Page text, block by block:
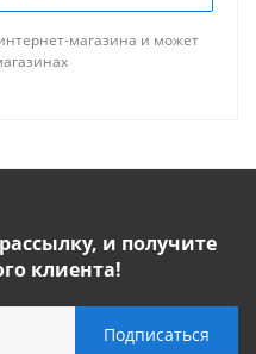
магазина и может
и получите
клиента!